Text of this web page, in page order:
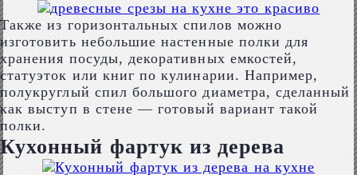
Также из горизонтальных спилов можно
изготовить небольшие настенные полки для
хранения посуды, декоративных емкостей,
статуэток или книг по кулинарии. Например,
полукруглый спил большого диаметра, сделанный
как выступ в стене ― готовый вариант такой
полки.
Кухонный фартук из дерева